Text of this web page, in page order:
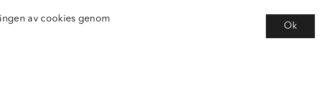
av cookies genom
Ok